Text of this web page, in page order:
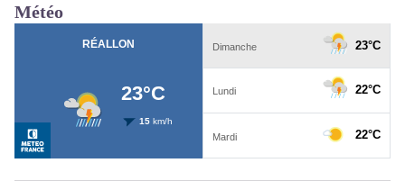
Météo